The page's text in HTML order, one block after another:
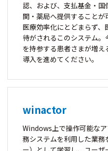
認、および、支払基金・
関・薬局へ提供することが
医療効率化にとどまらず
待がされるこのシステム
を持参する患者さまが増え
導入を進めてください。
winactor
Windows上で操作可能な
務システムを利用した業務